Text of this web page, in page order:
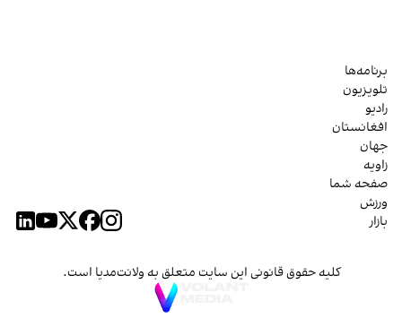
برنامه‌ها
تلویزیون
رادیو
افغانستان
جهان
زاویه
صفحه شما
ورزش
بازار
کلیه حقوق قانونی این سایت متعلق به ولانت‌مدیا است.